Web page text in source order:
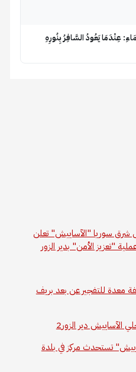
عِنْدَمَا يَعُودُ السَّافِرُ بِنُورِهِ
شرق سوريا "الآساييش" تعلن
معدة للتفجير عن بعد بريف
تستحدث مركز في بلدة